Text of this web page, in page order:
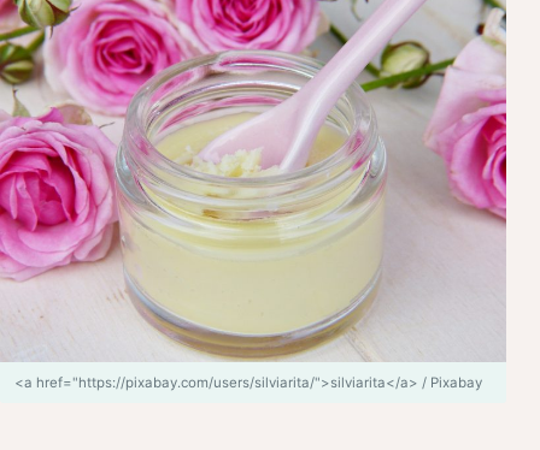
<a href="https://pixabay.com/users/silviarita/">silviarita</a> / Pixabay